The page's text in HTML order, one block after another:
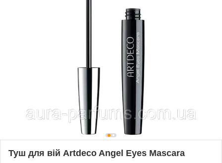
Туш для вій Artdeco Angel Eyes Mascara